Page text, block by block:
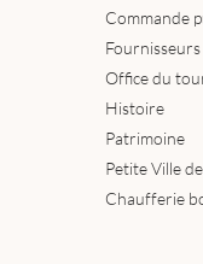
Commande
Office du
Histoire
Patrimoine
Petite Ville
Chaufferie